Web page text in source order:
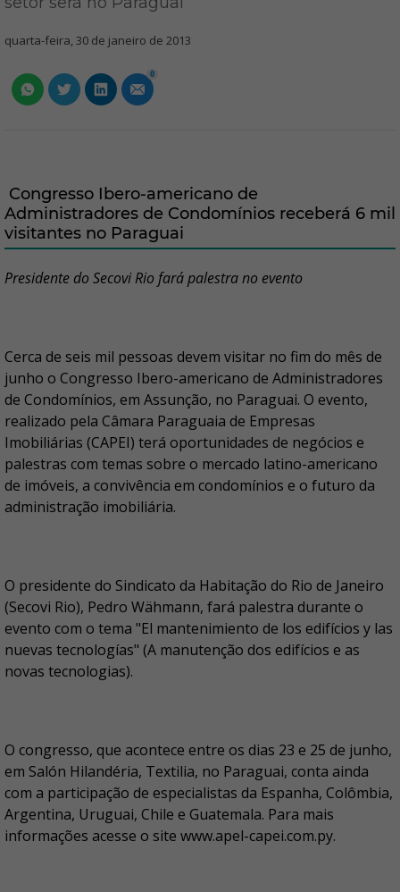
quarta-feira, 30 de janeiro de 2013
0
Congresso Ibero-americano de
Administradores de Condomínios receberá 6 mil
visitantes no Paraguai
Presidente do Secovi Rio fará palestra no evento
Cerca de seis mil pessoas devem visitar no fim do mês de
junho o Congresso Ibero-americano de Administradores
de Condomínios, em Assunção, no Paraguai. O evento,
realizado pela Câmara Paraguaia de Empresas
Imobiliárias (CAPEI) terá oportunidades de negócios e
palestras com temas sobre o mercado latino-americano
de imóveis, a convivência em condomínios e o futuro da
administração imobiliária.
O presidente do Sindicato da Habitação do Rio de Janeiro
(Secovi Rio), Pedro Wähmann, fará palestra durante o
evento com o tema "El mantenimiento de los edifícios y las
nuevas tecnologías" (A manutenção dos edifícios e as
novas tecnologias).
O congresso, que acontece entre os dias 23 e 25 de junho,
em Salón Hilandéria, Textilia, no Paraguai, conta ainda
com a participação de especialistas da Espanha, Colômbia,
Argentina, Uruguai, Chile e Guatemala. Para mais
informações acesse o site www.apel-capei.com.py.